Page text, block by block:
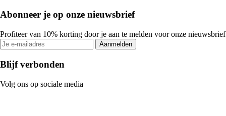
Abonneer je op onze nieuwsbrief
Profiteer van 10% korting door je aan te melden voor onze nieuwsbrief
Aanmelden
Blijf verbonden
Volg ons op sociale media